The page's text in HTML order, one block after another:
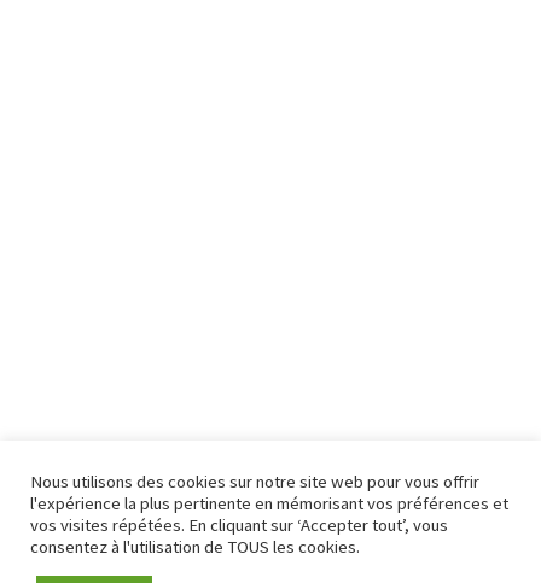
Nous utilisons des cookies sur notre site web pour vous offrir
l'expérience la plus pertinente en mémorisant vos préférences et
vos visites répétées. En cliquant sur ‘Accepter tout’, vous
consentez à l'utilisation de TOUS les cookies.